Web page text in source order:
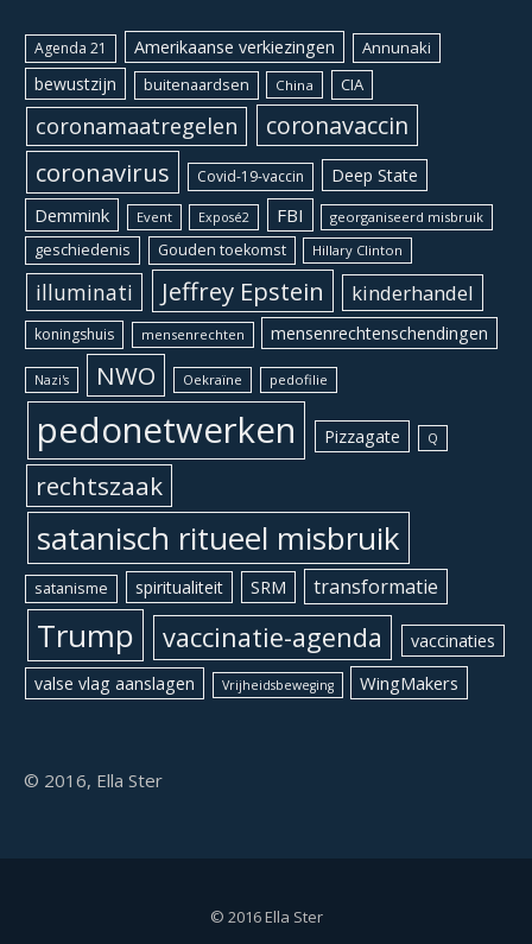
Agenda 21 Amerikaanse verkiezingen Annunaki
bewustzijn buitenaardsen China CIA
coronamaatregelen coronavaccin
coronavirus Covid-19-vaccin Deep State
Demmink Event Exposé2 FBI georganiseerd misbruik
geschiedenis Gouden toekomst Hillary Clinton
illuminati Jeffrey Epstein kinderhandel
koningshuis mensenrechten mensenrechtenschendingen
Nazi's NWO Oekraïne pedofilie
pedonetwerken Pizzagate Q
rechtszaak
satanisch ritueel misbruik
satanisme spiritualiteit SRM transformatie
Trump vaccinatie-agenda
vaccinaties
valse vlag aanslagen
Vrijheidsbeweging WingMakers
© 2016, Ella Ster
© 2016 Ella Ster